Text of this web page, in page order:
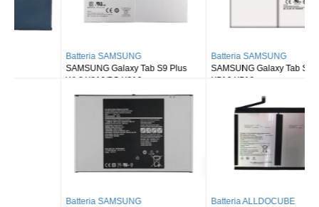
Batteria SAMSUNG
SAMSUNG Galaxy Tab S9 Plus
Wi-fi X810/5G X816
Batteria SAMSUNG
SAMSUNG Galaxy Tab S9FE X510
Batteria SAMSUNG
Batteria ALLDOCUBE